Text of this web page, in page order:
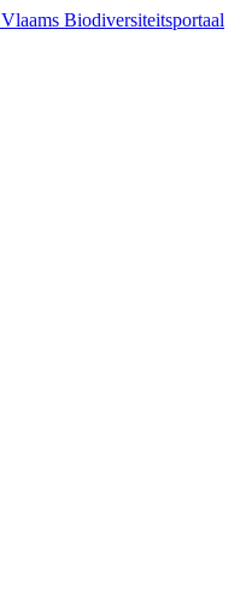
Vlaams Biodiversiteitsportaal